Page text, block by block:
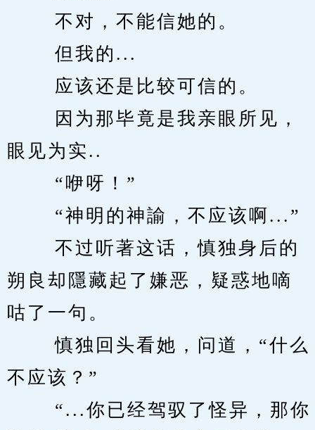
不对，不能信她的。
但我的...
应该还是比较可信的。
因为那毕竟是我亲眼所见，
眼见为实..
“咿呀！”
“神明的神諭，不应该啊...”
不过听著这话，慎独身后的
朔良却隱藏起了嫌恶，疑惑地嘀
咕了一句。
慎独回头看她，问道，“什么
不应该？”
“...你已经驾驭了怪异，那你